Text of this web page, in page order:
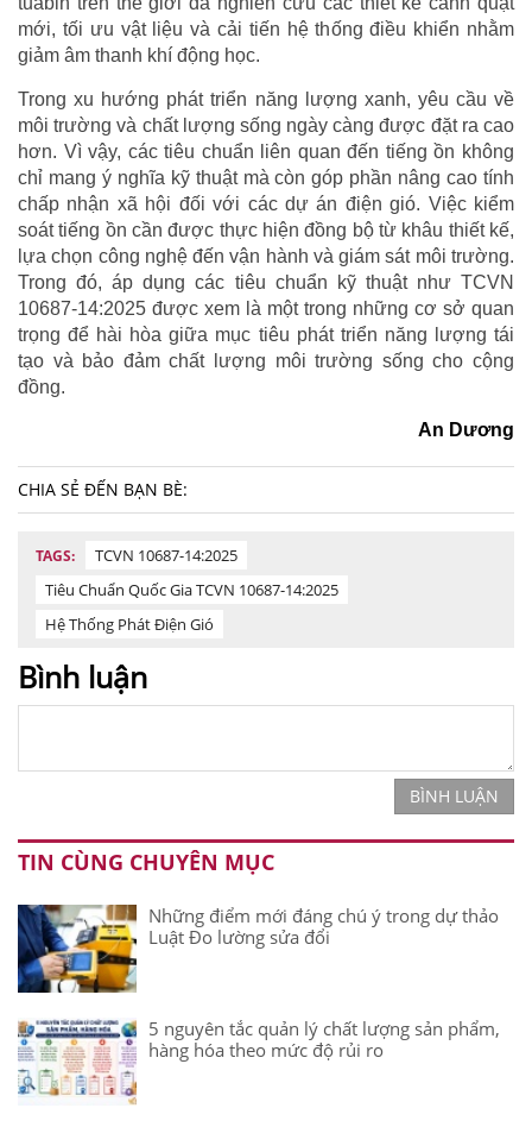
mới, tối ưu vật liệu và cải tiến hệ thống điều khiển nhằm
giảm âm thanh khí động học.
Trong xu hướng phát triển năng lượng xanh, yêu cầu về
môi trường và chất lượng sống ngày càng được đặt ra cao
hơn. Vì vậy, các tiêu chuẩn liên quan đến tiếng ồn không
chỉ mang ý nghĩa kỹ thuật mà còn góp phần nâng cao tính
chấp nhận xã hội đối với các dự án điện gió. Việc kiểm
soát tiếng ồn cần được thực hiện đồng bộ từ khâu thiết kế,
lựa chọn công nghệ đến vận hành và giám sát môi trường.
Trong đó, áp dụng các tiêu chuẩn kỹ thuật như TCVN
10687-14:2025 được xem là một trong những cơ sở quan
trọng để hài hòa giữa mục tiêu phát triển năng lượng tái
tạo và bảo đảm chất lượng môi trường sống cho cộng
đồng.
An Dương
CHIA SẺ ĐẾN BẠN BÈ:
TAGS:
TCVN 10687-14:2025
Tiêu Chuẩn Quốc Gia TCVN 10687-14:2025
Hệ Thống Phát Điện Gió
Bình luận
BÌNH LUẬN
TIN CÙNG CHUYÊN MỤC
Những điểm mới đáng chú ý trong dự thảo
Luật Đo lường sửa đổi
5 nguyên tắc quản lý chất lượng sản phẩm,
hàng hóa theo mức độ rủi ro